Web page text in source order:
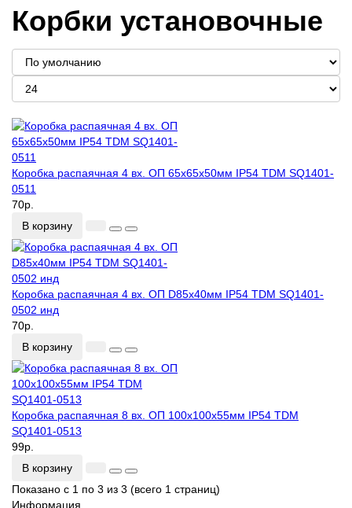
Корбки установочные
Коробка распаячная 4 вх. ОП 65х65х50мм IP54 TDM SQ1401-
0511
70р.
В корзину
Коробка распаячная 4 вх. ОП D85х40мм IP54 TDM SQ1401-
0502 инд
70р.
В корзину
Коробка распаячная 8 вх. ОП 100х100х55мм IP54 TDM
SQ1401-0513
99р.
В корзину
Показано с 1 по 3 из 3 (всего 1 страниц)
Информация